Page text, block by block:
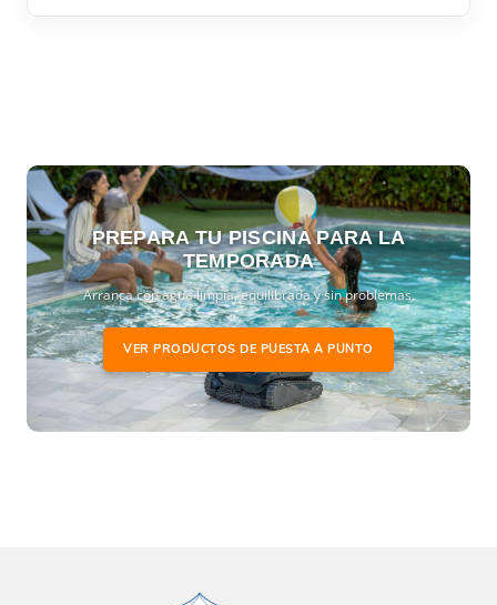
PREPARA TU PISCINA PARA LA
TEMPORADA
Arranca con agua limpia, equilibrada y sin problemas.
VER PRODUCTOS DE PUESTA A PUNTO